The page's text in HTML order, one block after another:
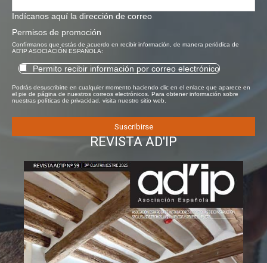
Indícanos aquí la dirección de correo
Permisos de promoción
Confírmanos que estás de acuerdo en recibir información, de manera periódica de
AD'IP ASOCIACIÓN ESPAÑOLA:
Permito recibir información por correo electrónico
Podrás desuscribirte en cualquier momento haciendo clic en el enlace que aparece en
el pie de página de nuestros correos electrónicos. Para obtener información sobre
nuestras políticas de privacidad, visita nuestro sitio web.
REVISTA AD'IP